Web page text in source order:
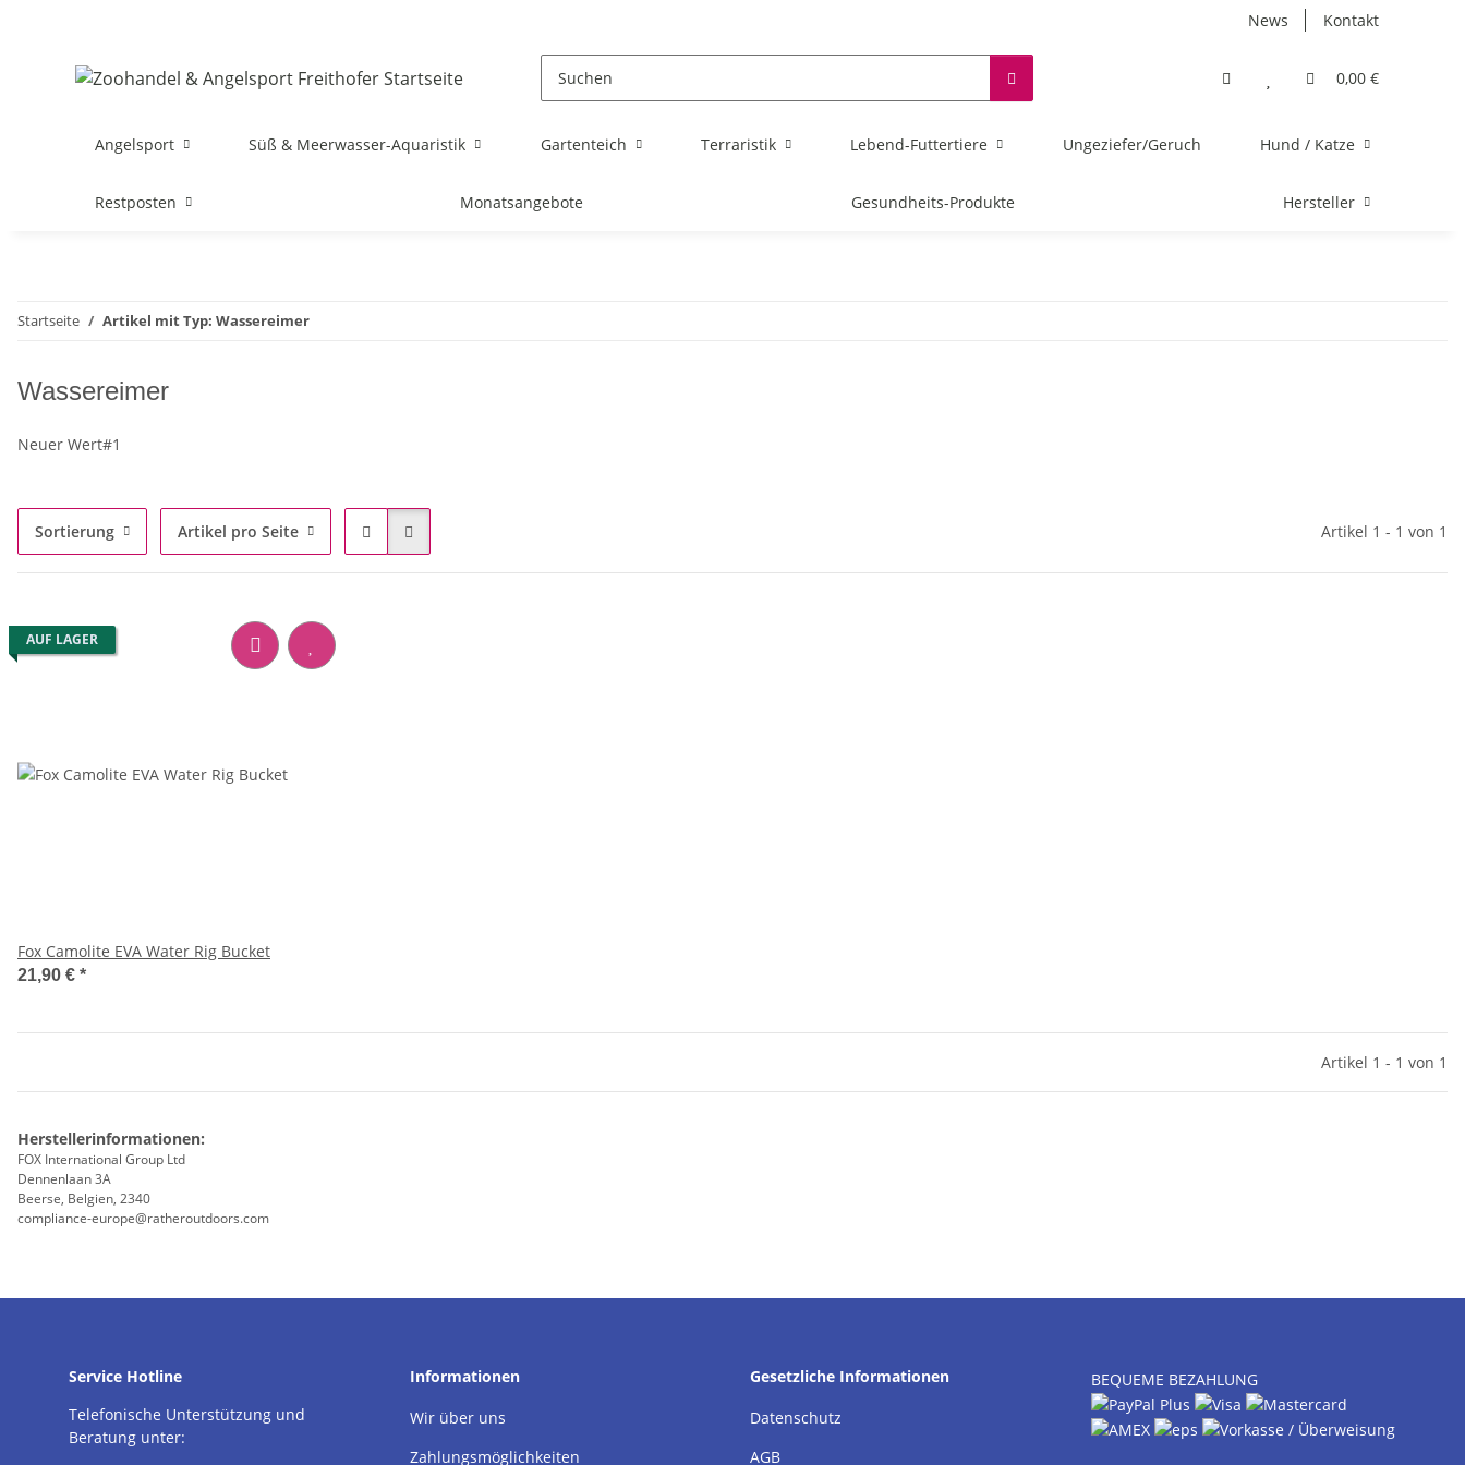
News Kontakt
0,00 €
Angelsport Süß & Meerwasser-Aquaristik Gartenteich Terraristik Lebend-Futtertiere Ungeziefer/Geruch Hund / Katze
Restposten Monatsangebote Gesundheits-Produkte Hersteller
Startseite Artikel mit Typ: Wassereimer
Wassereimer
Neuer Wert#1
Sortierung Artikel pro Seite Artikel 1 - 1 von 1
AUF LAGER
Fox Camolite EVA Water Rig Bucket
21,90 € *
Artikel 1 - 1 von 1
Herstellerinformationen:
FOX International Group Ltd
Dennenlaan 3A
Beerse, Belgien, 2340
compliance-europe@ratheroutdoors.com
Service Hotline
Telefonische Unterstützung und
Beratung unter:
Informationen
Wir über uns
Zahlungsmöglichkeiten
Gesetzliche Informationen
Datenschutz
AGB
BEQUEME BEZAHLUNG